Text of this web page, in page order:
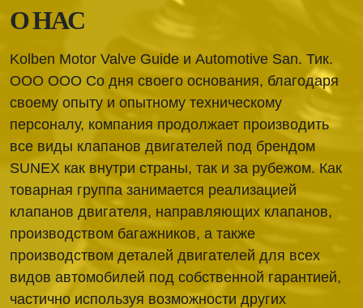
О НАС
Kolben Motor Valve Guide и Automotive San. Тик.
ООО ООО Со дня своего основания, благодаря
своему опыту и опытному техническому
персоналу, компания продолжает производить
все виды клапанов двигателей под брендом
SUNEX как внутри страны, так и за рубежом. Как
товарная группа занимается реализацией
клапанов двигателя, направляющих клапанов,
производством багажников, а также
производством деталей двигателей для всех
видов автомобилей под собственной гарантией,
частично используя возможности других